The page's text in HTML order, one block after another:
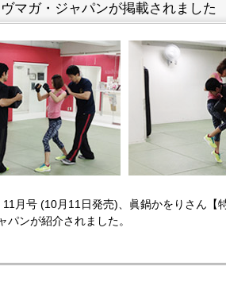
マガ・ジャパンが掲載されました
月号 (10月11日発売)、眞鍋かをりさん【
ンが紹介されました。